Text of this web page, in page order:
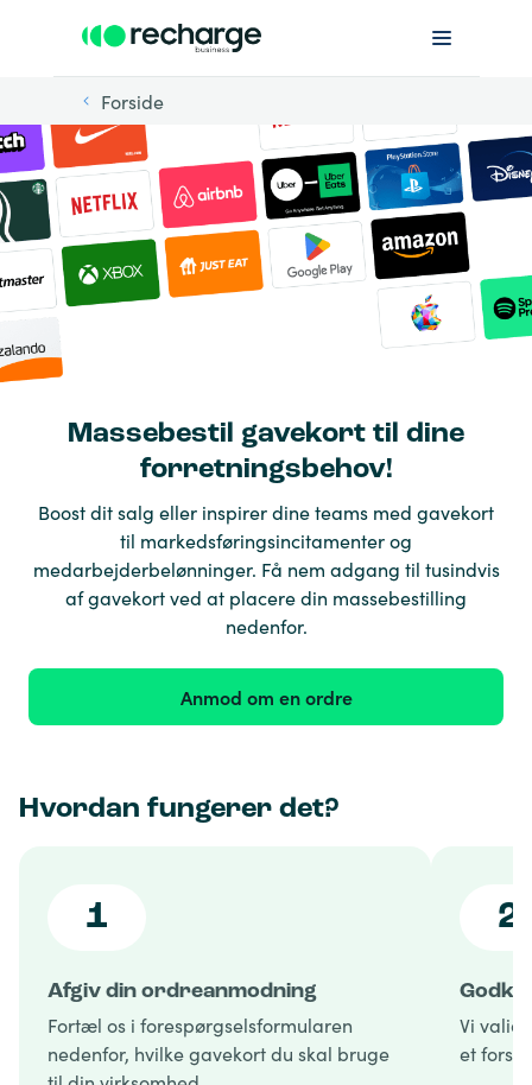
Forside
Massebestil gavekort til dine
forretningsbehov!
Boost dit salg eller inspirer dine teams med gavekort
til markedsføringsincitamenter og
medarbejderbelønninger. Få nem adgang til tusindvis
af gavekort ved at placere din massebestilling
nedenfor.
Anmod om en ordre
Hvordan fungerer det?
1
Afgiv din ordreanmodning
Fortæl os i forespørgselsformularen
nedenfor, hvilke gavekort du skal bruge
2
Vi
et